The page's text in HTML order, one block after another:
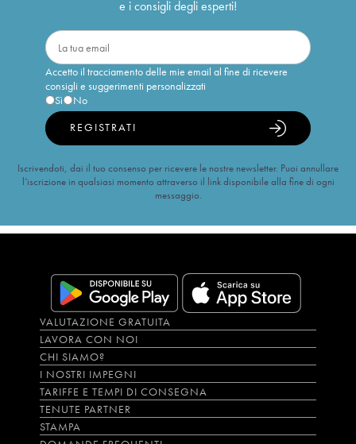
e i consigli degli esperti!
Accetto il tracciamento delle mie email al fine di ricevere
consigli e suggerimenti personalizzati
Sì
No
REGISTRATI
Iscrivendoti, dai il tuo consenso per ricevere le nostre newsletter. Puoi annullare
l’iscrizione in qualsiasi momento attraverso il link disponibile alla fine di ogni
messaggio.
VALUTAZIONE GRATUITA
LAVORA CON NOI
CHI SIAMO?
I NOSTRI IMPEGNI
TARIFFE E TEMPI DI CONSEGNA
TENUTE PARTNER
STAMPA